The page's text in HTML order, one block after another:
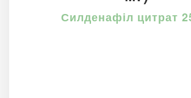
Силденафіл цитрат